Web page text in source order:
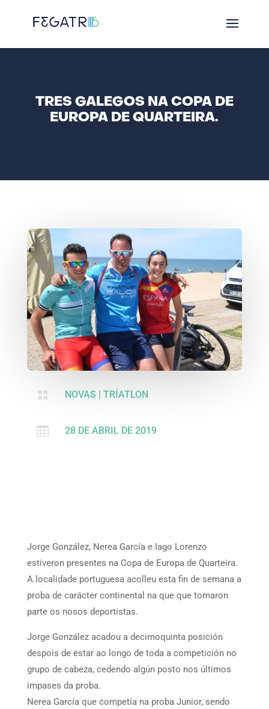
TRES GALEGOS NA COPA DE
EUROPA DE QUARTEIRA.
 NOVAS TRÍATLON
 28 DE ABRIL DE 2019
Jorge González, Nerea García e Iago Lorenzo
estiveron presentes na Copa de Europa de Quarteira.
A localidade portuguesa acolleu esta fin de semana a
proba de carácter continental na que que tomaron
parte os nosos deportistas.
Jorge González acadou a decimoquinta posición
despois de estar ao longo de toda a competición no
grupo de cabeza, cedendo algún posto nos últimos
impases da proba.
Nerea García que competía na proba Junior, sendo